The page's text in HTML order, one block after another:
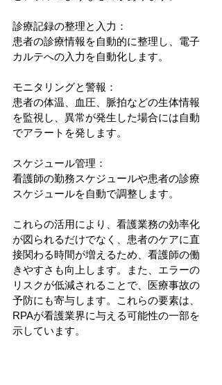
診療記録の整理と入力：
患者の診療情報を自動的に整理し、電子
カルテへの入力を自動化します。
モニタリングと警報：
患者の体温、血圧、脈拍などの生体情報
を監視し、異常が発生した場合には自動
でアラートを発します。
スケジュール管理：
看護師の勤務スケジュールや患者の診療
スケジュールを自動で調整します。
これらの活用により、看護業務の効率化
が図られるだけでなく、患者のケアに直
接関わる時間が増えるため、看護師の働
きやすさも向上します。また、エラーの
リスクが低減されることで、医療事故の
予防にも寄与します。これらの要素は、
RPAが看護業界に与える可能性の一部を
示しています。